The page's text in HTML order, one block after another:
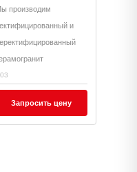
производим
и
Запросить цену